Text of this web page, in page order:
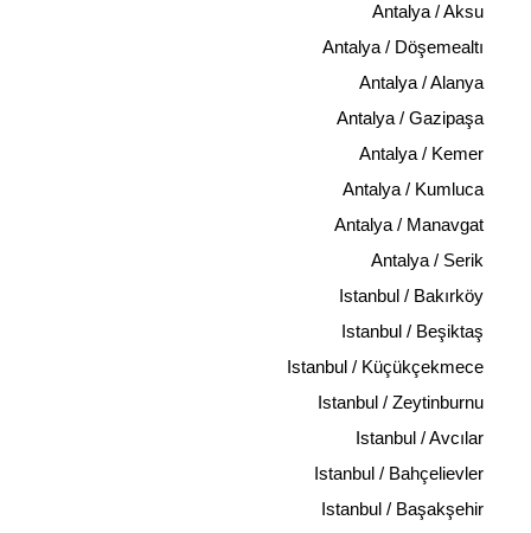
Antalya / Aksu
Antalya / Döşemealtı
Antalya / Alanya
Antalya / Gazipaşa
Antalya / Kemer
Antalya / Kumluca
Antalya / Manavgat
Antalya / Serik
Istanbul / Bakırköy
Istanbul / Beşiktaş
Istanbul / Küçükçekmece
Istanbul / Zeytinburnu
Istanbul / Avcılar
Istanbul / Bahçelievler
Istanbul / Başakşehir